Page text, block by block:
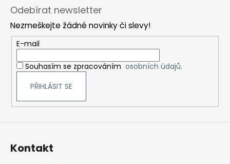
Odebírat newsletter
Nezmeškejte žádné novinky či slevy!
E-mail
Souhasím se zpracováním osobních údajů.
PŘIHLÁSIT SE
Kontakt